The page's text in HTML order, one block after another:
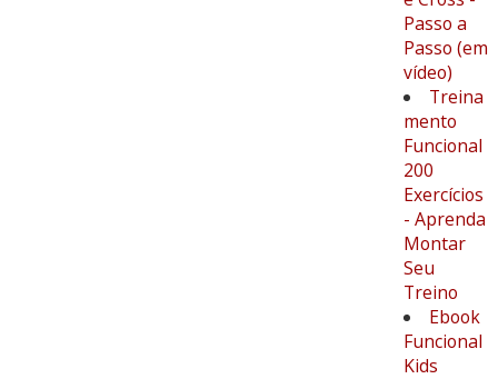
Passo a
Passo (em
vídeo)
Treina
mento
Funcional
200
Exercícios
- Aprenda
Montar
Seu
Treino
Ebook
Funcional
Kids